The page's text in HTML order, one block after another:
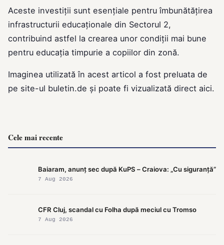
Aceste investiții sunt esențiale pentru îmbunătățirea
infrastructurii educaționale din Sectorul 2,
contribuind astfel la crearea unor condiții mai bune
pentru educația timpurie a copiilor din zonă.
Imaginea utilizată în acest articol a fost preluata de
pe site-ul buletin.de și poate fi vizualizată direct aici.
Cele mai recente
Baiaram, anunț sec după KuPS – Craiova: „Cu siguranță”
7 Aug 2026
CFR Cluj, scandal cu Folha după meciul cu Tromso
7 Aug 2026